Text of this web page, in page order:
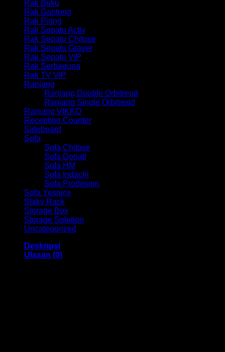
Rak Buku
Rak Gantung
Rak Piring
Rak Sepatu Activ
Rak Sepatu Chitose
Rak Sepatu Graver
Rak Sepatu VIP
Rak Serbaguna
Rak TV VIP
Ranjang
Ranjang Double Orbitrend
Ranjang Single Orbitrend
Ranjang VIKKO
Reception Counter
Sideboard
Sofa
Sofa Chitose
Sofa Donati
Sofa HM
Sofa Indachi
Sofa Prodesign
Sofa Yesnice
Staky Rack
Storage Box
Storage Solution
Uncategorized
Deskripsi
Ulasan (0)